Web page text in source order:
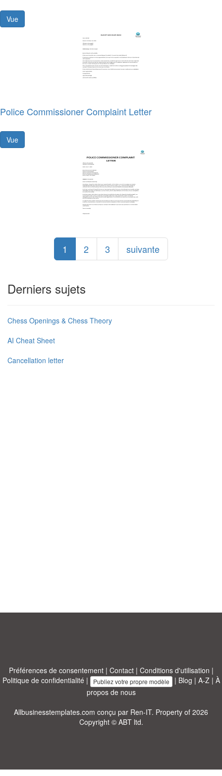
Vue
Police Commissioner Complaint Letter
Vue
1 2 3 suivante
Derniers sujets
Chess Openings & Chess Theory
AI Cheat Sheet
Cancellation letter
Préférences de consentement| Contact| Conditions d'utilisation |
Politique de confidentialité| Publiez votre propre modèle | Blog | A-Z| À
propos de nous
Allbusinesstemplates.com conçu par Ren-IT. Property of 2026
Copyright © ABT ltd.